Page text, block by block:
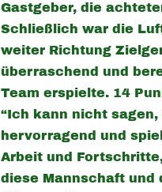
Gastgeber, die
Schließlich war die
weiter Richtung
überraschend und
Team erspielte. 14
“Ich kann nicht
hervorragend und
Arbeit und
diese Mannschaft und